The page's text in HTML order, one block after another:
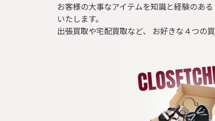
お客様の大事なアイテムを知識と経験のあ
いたします。
出張買取や宅配買取など、 お好きな４つの買